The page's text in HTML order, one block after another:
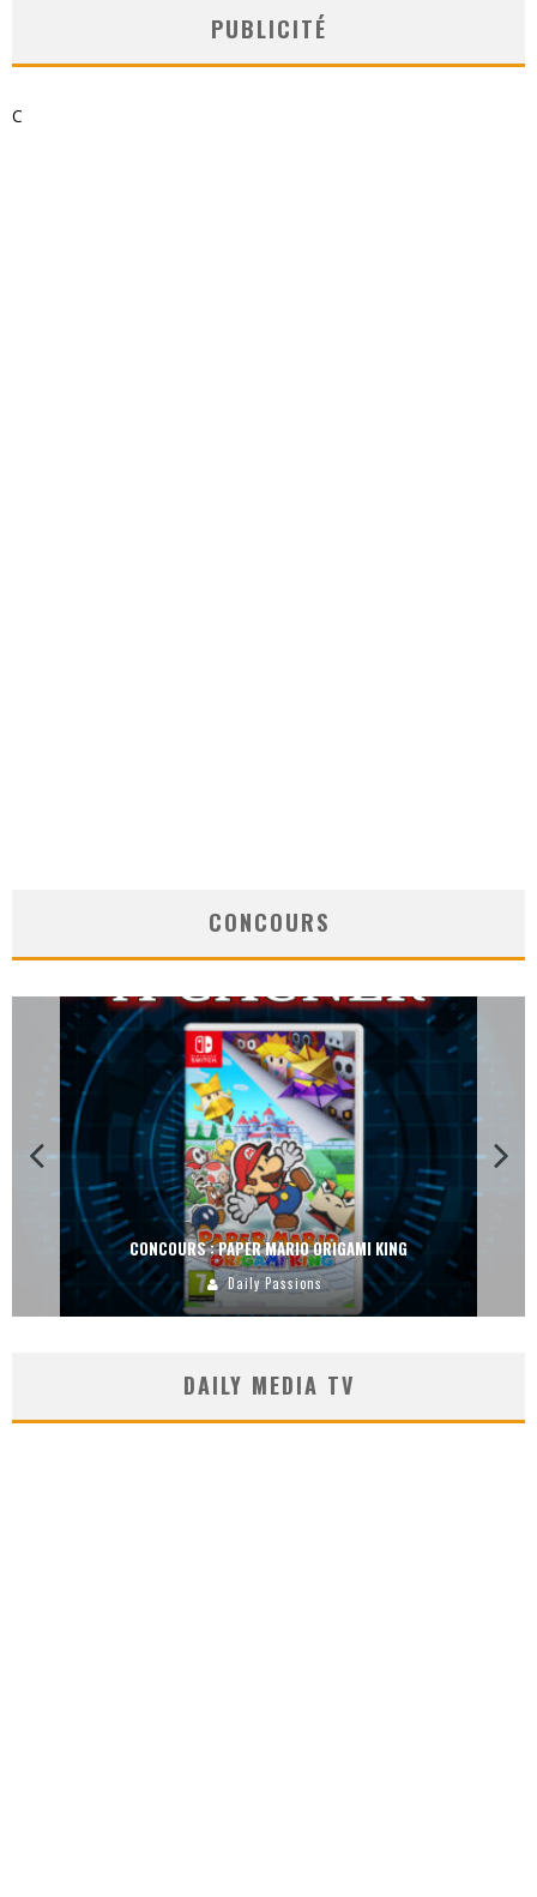
PUBLICITÉ
C
CONCOURS
CONCOURS : PAPER MARIO ORIGAMI KING
Daily Passions
DAILY MEDIA TV